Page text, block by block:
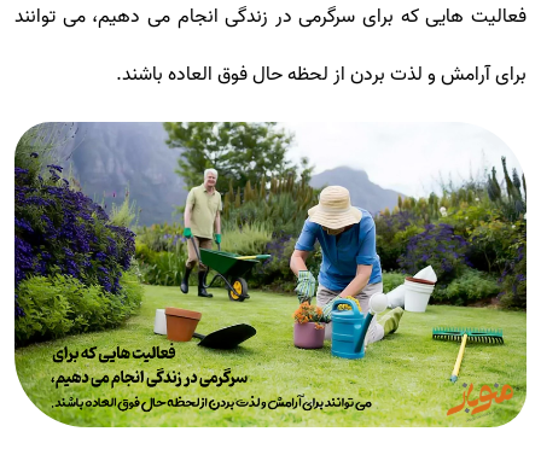
فعالیت هایی که برای سرگرمی در زندگی انجام می دهیم، می توانند
برای آرامش و لذت بردن از لحظه حال فوق العاده باشند.